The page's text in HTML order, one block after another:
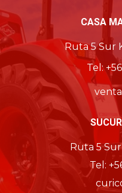
CASA
Ruta 5 Sur
Tel:
Ruta 5 Sur
Tel: